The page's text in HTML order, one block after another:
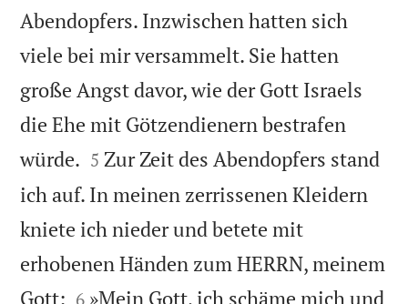
Abendopfers. Inzwischen hatten sich
viele bei mir versammelt. Sie hatten
große Angst davor, wie der Gott Israels
die Ehe mit Götzendienern bestrafen
würde. 

5 Zur Zeit des Abendopfers stand
ich auf. In meinen zerrissenen Kleidern
kniete ich nieder und betete mit
erhobenen Händen zum HERRN, meinem
Gott: 

6 »Mein Gott, ich schäme mich und